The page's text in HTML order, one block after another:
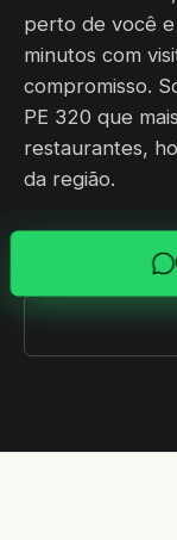
perto de você
minutos com
compromisso.
PE 320 que
restaurantes,
da região.